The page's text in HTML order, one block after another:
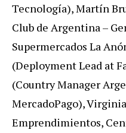
Tecnología), Martín
Club de Argentina –
Supermercados La
(Deployment Lead at
(Country Manager
MercadoPago),
Emprendimientos,